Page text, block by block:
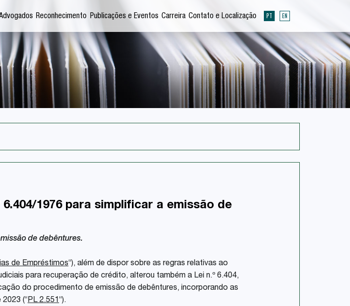
Reconhecimento Publicações e Eventos Carreira Contato e Localização PT EN
1976 para simplificar a emissão de
de debêntures.
de Empréstimos“), além de dispor sobre as regras relativas ao
para recuperação de crédito, alterou também a Lei n.º 6.404,
do procedimento de emissão de debêntures, incorporando as
(“PL 2.551“).